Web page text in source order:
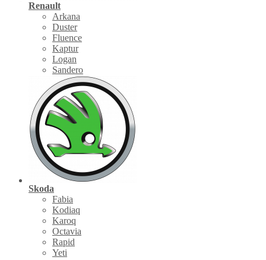
Renault
Arkana
Duster
Fluence
Kaptur
Logan
Sandero
Skoda
Fabia
Kodiaq
Karoq
Octavia
Rapid
Yeti